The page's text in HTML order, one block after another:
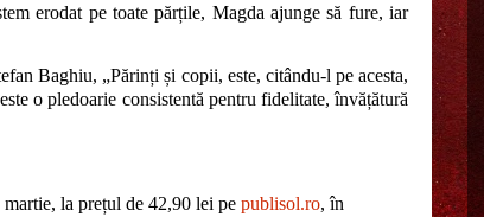
erodat pe toate părțile, Magda ajunge să fure, iar
Baghiu, „Părinți și copii, este, citându-l pe acesta,
o pledoarie consistentă pentru fidelitate, învățătură
la prețul de 42,90 lei pe publisol.ro, în